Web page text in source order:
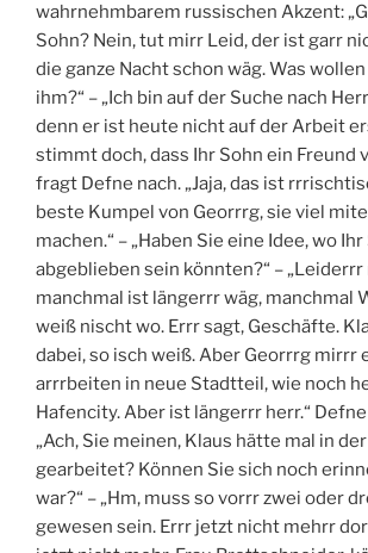
wahrnehmbarem russischen Akzent:
Sohn? Nein, tut mirr Leid, der ist garr
die ganze Nacht schon wäg. Was
ihm?“ – „Ich bin auf der Suche nach
denn er ist heute nicht auf der Arbeit
stimmt doch, dass Ihr Sohn ein Freund
fragt Defne nach. „Jaja, das ist
beste Kumpel von Georrrg, sie viel
machen.“ – „Haben Sie eine Idee, wo
abgeblieben sein könnten?“ –
manchmal ist längerrr wäg, manchmal
weiß nischt wo. Errr sagt, Geschäfte.
dabei, so isch weiß. Aber Georrrg mirrr
arrrbeiten in neue Stadtteil, wie noch
Hafencity. Aber ist längerrr herr.“
„Ach, Sie meinen, Klaus hätte mal in
gearbeitet? Können Sie sich noch
war?“ – „Hm, muss so vorrr zwei oder
gewesen sein. Errr jetzt nicht mehrr